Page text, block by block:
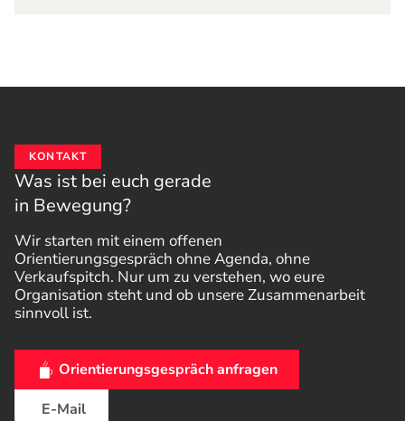
KONTAKT
Was ist bei euch gerade
in Bewegung?
Wir starten mit einem offenen
Orientierungsgespräch ohne Agenda, ohne
Verkaufspitch. Nur um zu verstehen, wo eure
Organisation steht und ob unsere Zusammenarbeit
sinnvoll ist.
Orientierungsgespräch anfragen
mit uns trinken
E-Mail